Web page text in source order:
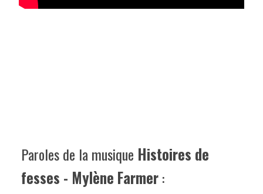
Paroles de la musique Histoires de
fesses - Mylène Farmer: